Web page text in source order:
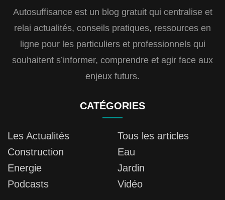
Autosuffisance est un blog gratuit qui centralise et
relai actualités, conseils pratiques, ressources en
ligne pour les particuliers et professionnels qui
souhaitent s’informer, comprendre et agir face aux
enjeux futurs.
CATÉGORIES
Les Actualités
Tous les articles
Construction
Eau
Energie
Jardin
Podcasts
Vidéo